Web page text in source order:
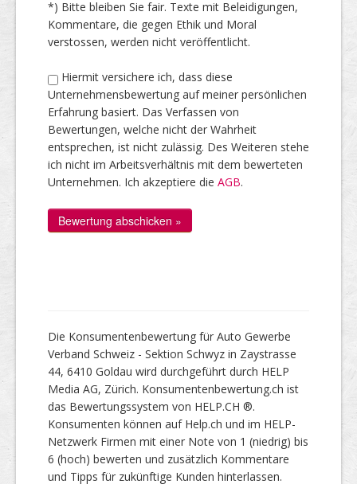
*) Bitte bleiben Sie fair. Texte mit Beleidigungen,
Kommentare, die gegen Ethik und Moral
verstossen, werden nicht veröffentlicht.
Hiermit versichere ich, dass diese
Unternehmensbewertung auf meiner persönlichen
Erfahrung basiert. Das Verfassen von
Bewertungen, welche nicht der Wahrheit
entsprechen, ist nicht zulässig. Des Weiteren stehe
ich nicht im Arbeitsverhältnis mit dem bewerteten
Unternehmen. Ich akzeptiere die AGB.
Die Konsumentenbewertung für Auto Gewerbe
Verband Schweiz - Sektion Schwyz in Zaystrasse
44, 6410 Goldau wird durchgeführt durch HELP
Media AG, Zürich. Konsumentenbewertung.ch ist
das Bewertungssystem von HELP.CH ®.
Konsumenten können auf Help.ch und im HELP-
Netzwerk Firmen mit einer Note von 1 (niedrig) bis
6 (hoch) bewerten und zusätzlich Kommentare
und Tipps für zukünftige Kunden hinterlassen.